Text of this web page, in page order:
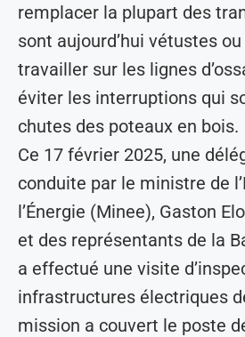
remplacer la plupart des
sont aujourd’hui vétustes
travailler sur les lignes
éviter les interruptions qui
chutes des poteaux en bois.
Ce 17 février 2025, une
conduite par le ministre de
l’Énergie (Minee), Gaston
et des représentants de la
a effectué une visite
infrastructures électriques
mission a couvert le poste